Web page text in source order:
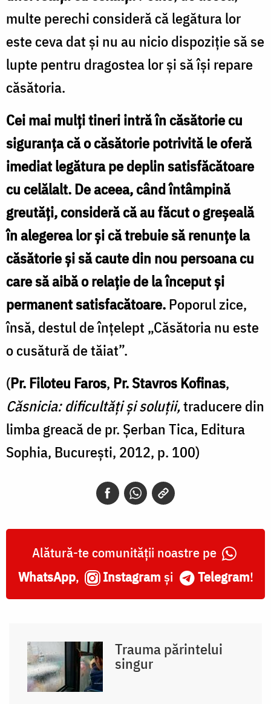
multe perechi consideră că legătura lor
este ceva dat şi nu au nicio dispoziţie să se
lupte pentru dragostea lor şi să îşi repare
căsătoria.
Cei mai mulţi tineri intră în căsătorie cu
siguranţa că o căsătorie potrivită le oferă
imediat legătura pe deplin satisfăcătoare
cu celălalt. De aceea, când întâmpină
greutăţi, consideră că au făcut o greşeală
în alegerea lor şi că trebuie să renunţe la
căsătorie şi să caute din nou persoana cu
care să aibă o relaţie de la început şi
permanent satisfacătoare.Poporul zice,
însă, destul de înţelept „Căsătoria nu este
o cusătură de tăiat”.
(Pr. Filoteu Faros, Pr. Stavros Kofinas,
Căsnicia: dificultăţi şi soluţii,traducere din
limba greacă de pr. Şerban Tica, Editura
Sophia, Bucureşti, 2012, p. 100)
Alătură-te comunității noastre pe
WhatsApp, Instagram și Telegram!
Trauma părintelui
singur